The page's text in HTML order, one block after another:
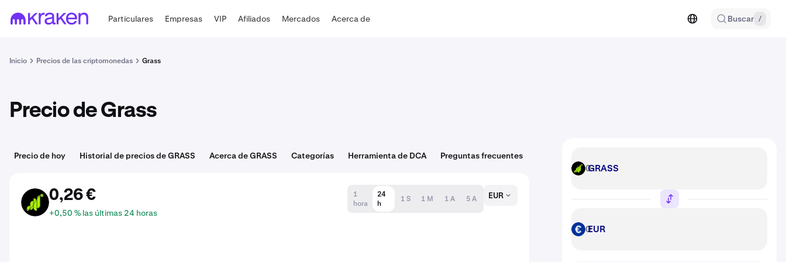
Particulares Empresas VIP Afiliados Mercados Acerca de Buscar /
Inicio Precios de las criptomonedas Grass
Precio de Grass
Precio de hoy Historial de precios de GRASS Acerca de GRASS Categorías Herramienta de DCA Preguntas frecuentes
GRASS 0,26 €
+0,50 % las últimas 24 horas
1
hora
24
h
1 S 1 M 1 A 5 A EUR
GRASS GRASS
EUR EUR